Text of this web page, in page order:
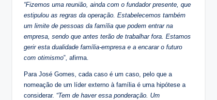
“Fizemos uma reunião, ainda com o fundador presente, que
estipulou as regras da operação. Estabelecemos também
um limite de pessoas da família que podem entrar na
empresa, sendo que antes terão de trabalhar fora. Estamos
gerir esta dualidade família-empresa e a encarar o futuro
com otimismo”, afirma.
Para José Gomes, cada caso é um caso, pelo que a
nomeação de um líder externo à família é uma hipótese a
considerar. “Tem de haver essa ponderação. Um